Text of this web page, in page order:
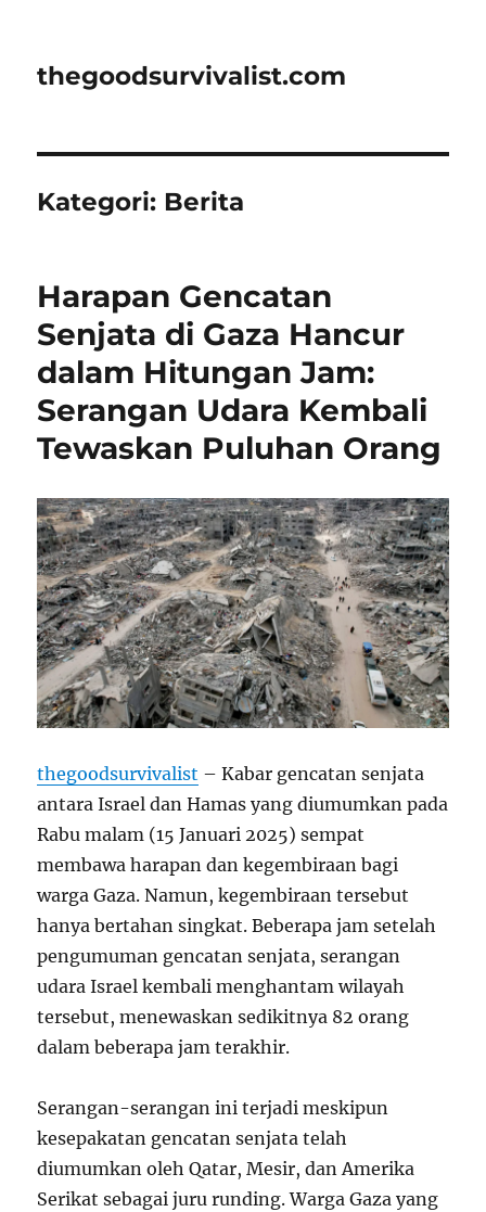
thegoodsurvivalist.com
Kategori: Berita
Harapan Gencatan
Senjata di Gaza Hancur
dalam Hitungan Jam:
Serangan Udara Kembali
Tewaskan Puluhan Orang
thegoodsurvivalist – Kabar gencatan senjata
antara Israel dan Hamas yang diumumkan pada
Rabu malam (15 Januari 2025) sempat
membawa harapan dan kegembiraan bagi
warga Gaza. Namun, kegembiraan tersebut
hanya bertahan singkat. Beberapa jam setelah
pengumuman gencatan senjata, serangan
udara Israel kembali menghantam wilayah
tersebut, menewaskan sedikitnya 82 orang
dalam beberapa jam terakhir.
Serangan-serangan ini terjadi meskipun
kesepakatan gencatan senjata telah
diumumkan oleh Qatar, Mesir, dan Amerika
Serikat sebagai juru runding. Warga Gaza yang